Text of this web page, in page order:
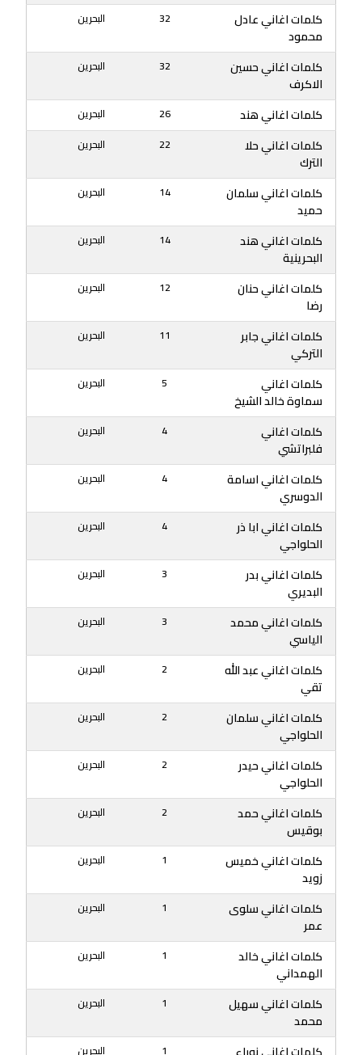
كلمات اغاني عادل
محمود
32 البحرين
كلمات اغاني حسين
الاكرف
32 البحرين
كلمات اغاني هند 26 البحرين
كلمات اغاني حلا
الترك
22 البحرين
كلمات اغاني سلمان
حميد
14 البحرين
كلمات اغاني هند
البحرينية
14 البحرين
كلمات اغاني حنان
رضا
12 البحرين
كلمات اغاني جابر
التركي
11 البحرين
كلمات اغاني
سماوة خالد الشيخ
5 البحرين
كلمات اغاني
فلبراتشي
4 البحرين
كلمات اغاني اسامة
الدوسري
4 البحرين
كلمات اغاني ابا ذر
الحلواجي
4 البحرين
كلمات اغاني بدر
البديري
3 البحرين
كلمات اغاني محمد
الياسي
3 البحرين
كلمات اغاني عبد الله
تقي
2 البحرين
كلمات اغاني سلمان
الحلواجي
2 البحرين
كلمات اغاني حيدر
الحلواجي
2 البحرين
كلمات اغاني حمد
بوقيس
2 البحرين
كلمات اغاني خميس
زويد
1 البحرين
كلمات اغاني سلوى
عمر
1 البحرين
كلمات اغاني خالد
الهمداني
1 البحرين
كلمات اغاني سهيل
محمد
1 البحرين
1 البحرين